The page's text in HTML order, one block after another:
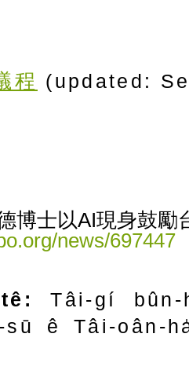
程 (updated:
博士以AI現身鼓勵
news/697447
tê:Tâi-gí
sū ê Tâi-oân-